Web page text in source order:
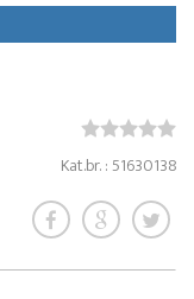
Kat.br. : 51630138